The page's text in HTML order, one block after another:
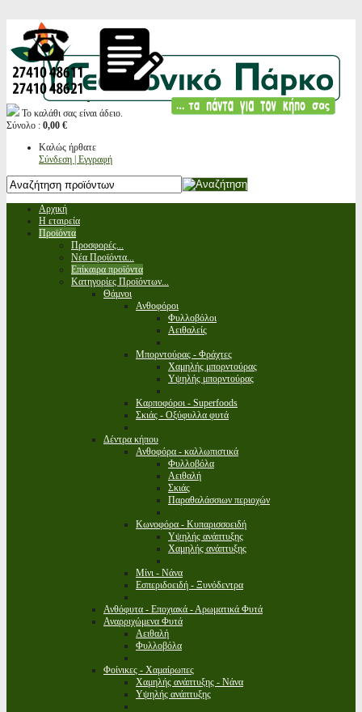
Το καλάθι σας είναι άδειο.
Σύνολο : 0,00 €
Καλώς ήρθατε
Σύνδεση | Εγγραφή
Αρχική
Η εταιρεία
Προϊόντα
Προσφορές...
Νέα Προϊόντα...
Επίκαιρα προϊόντα
Κατηγορίες Προϊόντων...
Θάμνοι
Ανθοφόροι
Φυλλοβόλοι
Αειθαλείς
Μπορντούρας - Φράχτες
Χαμηλής μπορντούρας
Υψηλής μπορντούρας
Καρποφόροι - Superfoods
Σκιάς - Οξύφυλλα φυτά
Δέντρα κήπου
Ανθοφόρα - καλλωπιστικά
Φυλλοβόλα
Αειθαλή
Σκιάς
Παραθαλάσσιων περιοχών
Κωνοφόρα - Κυπαρισσοειδή
Υψηλής ανάπτυξης
Χαμηλής ανάπτυξης
Μίνι - Νάνα
Εσπεριδοειδή - Ξυνόδεντρα
Ανθόφυτα - Εποχιακά - Αρωματικά Φυτά
Αναρριχώμενα Φυτά
Αειθαλή
Φυλλοβόλα
Φοίνικες - Χαμαίρωπες
Χαμηλής ανάπτυξης - Νάνα
Υψηλής ανάπτυξης